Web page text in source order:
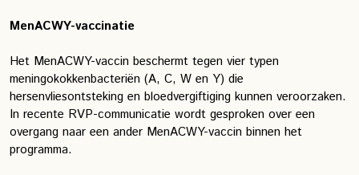
MenACWY-vaccinatie
Het MenACWY-vaccin beschermt tegen vier typen
meningokokkenbacteriën (A, C, W en Y) die
hersenvliesontsteking en bloedvergiftiging kunnen veroorzaken.
In recente RVP-communicatie wordt gesproken over een
overgang naar een ander MenACWY-vaccin binnen het
programma.